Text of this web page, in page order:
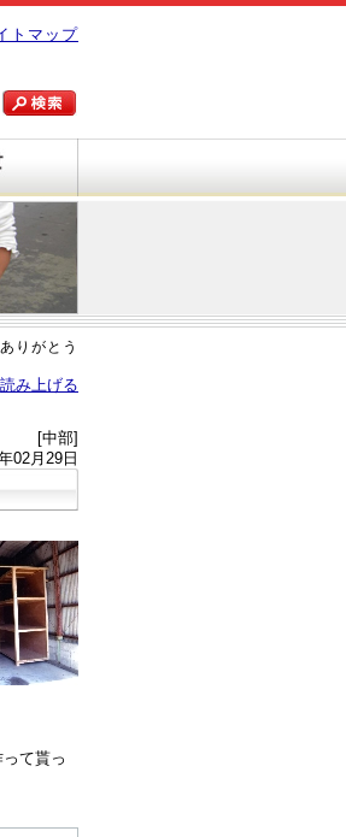
トマップ
りがとう
読み上げる
[中部]
02月29日
て貰っ